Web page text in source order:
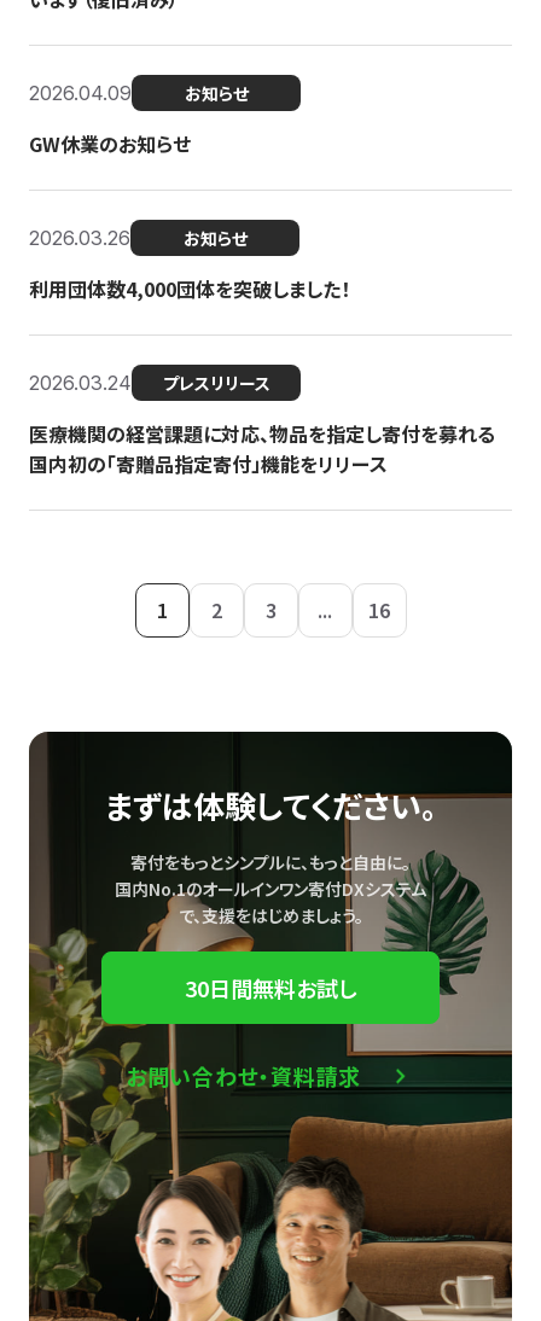
2026.04.09 お知らせ
GW休業のお知らせ
2026.03.26 お知らせ
利用団体数4,000団体を突破しました！
2026.03.24 プレスリリース
医療機関の経営課題に対応、物品を指定し寄付を募れる
国内初の「寄贈品指定寄付」機能をリリース
1 2 3 ... 16
まずは体験してください。
寄付をもっとシンプルに、もっと自由に。
国内No.1のオールインワン寄付DXシステム
で、支援をはじめましょう。
30日間無料お試し
お問い合わせ・資料請求